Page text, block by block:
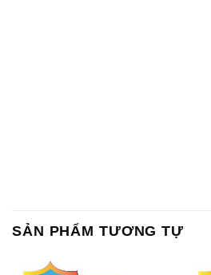
SẢN PHẨM TƯƠNG TỰ